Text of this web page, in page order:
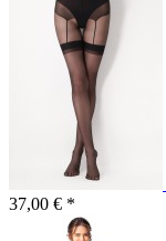
37,00 € *